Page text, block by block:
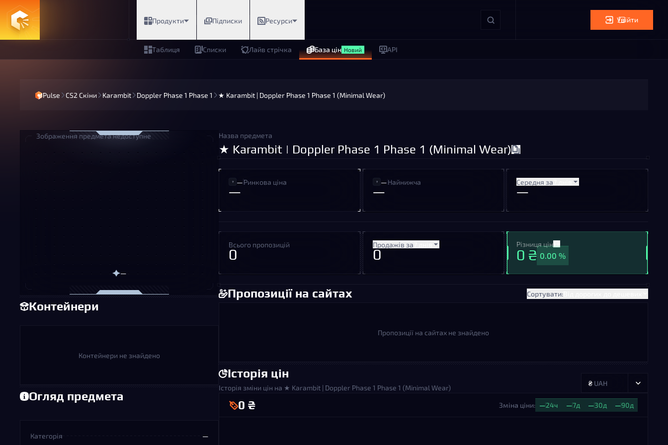
Продукти Підписки Ресурси Увійти
Таблиця Списки Лайв стрічка База цін Новий API
Pulse CS2 Скіни Karambit Doppler Phase 1 Phase 1 ★ Karambit | Doppler Phase 1 Phase 1 (Minimal Wear)
Зображення предмета недоступне
—
Контейнери
Контейнери не знайдено
Огляд предмета
Категорія —
Назва предмета
★ Karambit | Doppler Phase 1 Phase 1 (Minimal Wear)
—Ринкова ціна
—
—Найнижча
—
Середня за
—
Всього пропозицій
0
Продажів за
0
Різниця цін
0 ₴ 0.00 %
Пропозиції на сайтах Сортувати:
Пропозиції на сайтах не знайдено
Історія цін
Історія зміни цін на ★ Karambit | Doppler Phase 1 Phase 1 (Minimal Wear)
₴ UAH
0 ₴ Зміна ціни: —24ч —7д —30д —90д